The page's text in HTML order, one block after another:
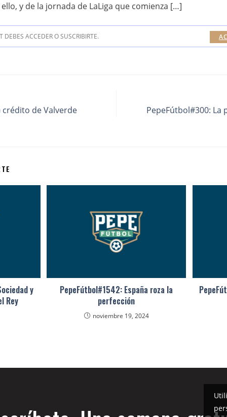
y de la jornada de LaLiga que comienza […]
DEBES ACCEDER O SUSCRIBIRTE.
crédito de Valverde
PepeFútbol#300: La
y
Rey
PepeFútbol#1542: España roza la
perfección
noviembre 19, 2024